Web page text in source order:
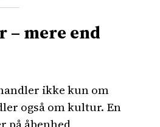
mere end
ikke kun om
også om kultur. En